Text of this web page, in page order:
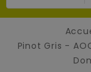
Pinot Gris -